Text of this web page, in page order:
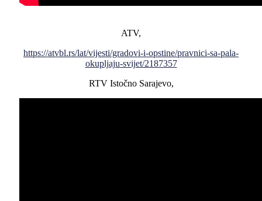
ATV,
https://atvbl.rs/lat/vijesti/gradovi-i-opstine/pravnici-sa-pala-
okupljaju-svijet/2187357
RTV Istočno Sarajevo,